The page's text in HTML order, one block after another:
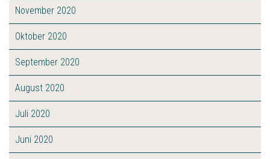
November 2020
Oktober 2020
September 2020
August 2020
Juli 2020
Juni 2020